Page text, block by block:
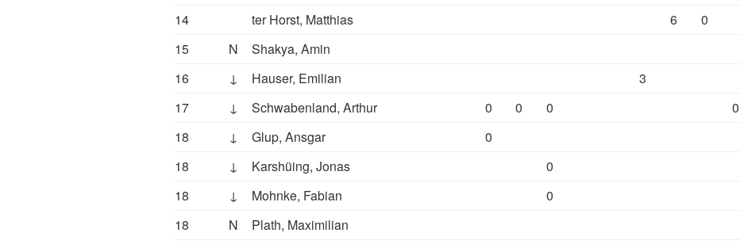
14
ter Horst, Matthias 6 0
15
N Shakya, Amin
16
↓ Hauser, Emilian 3
17
↓ Schwabenland, Arthur 0 0 0 0
18
↓ Glup, Ansgar 0
18
↓ Karshüing, Jonas 0
18
↓ Mohnke, Fabian 0
18
N Plath, Maximilian